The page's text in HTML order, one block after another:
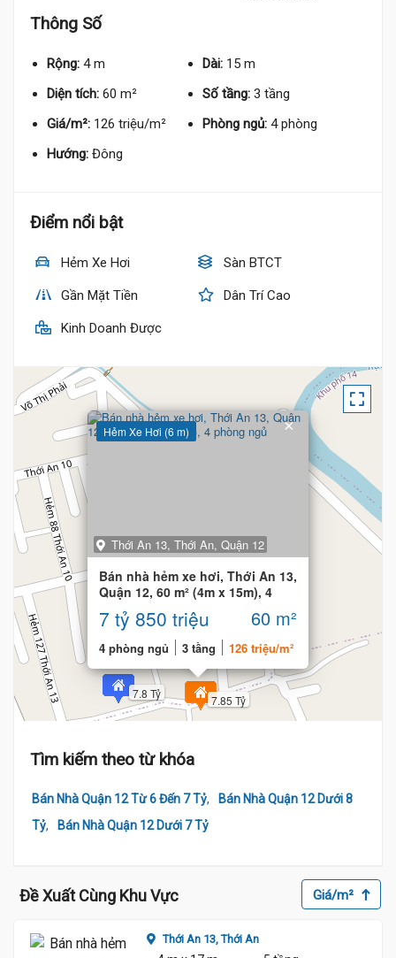
Thông Số
Rộng: 4 m Dài: 15 m
Diện tích: 60 m² Số tầng: 3 tầng
Giá/m²: 126 triệu/m² Phòng ngủ: 4 phòng
Hướng: Đông
Điểm nổi bật
Hẻm Xe Hơi Sàn BTCT
Gần Mặt Tiền Dân Trí Cao
Kinh Doanh Được
7.85 Tỷ
7.8 Tỷ
Hẻm Xe Hơi (6 m)
Thới An 13, Thới An, Quận 12
Bán nhà hẻm xe hơi, Thới An 13,
Quận 12, 60 m² (4m x 15m), 4
phòng ngủ
7 tỷ 850 triệu 60 m²
4 phòng ngủ 3 tầng 126 triệu/m²
×
Tìm kiếm theo từ khóa
Bán Nhà Quận 12 Từ 6 Đến 7 Tỷ,
Bán Nhà Quận 12 Dưới 8
Tỷ, Bán Nhà Quận 12 Dưới 7 Tỷ
Đề Xuất Cùng Khu Vực Giá/m²
Thới An 13,Thới An